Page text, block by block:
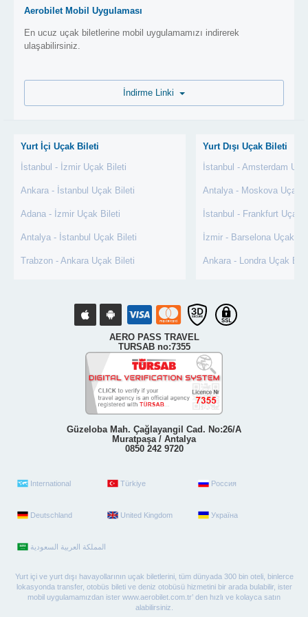
Aerobilet Mobil Uygulaması
En ucuz uçak biletlerine mobil uygulamamızı indirerek
ulaşabilirsiniz.
Yurt İçi Uçak Bileti
İstanbul - İzmir Uçak Bileti
Ankara - İstanbul Uçak Bileti
Adana - İzmir Uçak Bileti
Antalya - İstanbul Uçak Bileti
Trabzon - Ankara Uçak Bileti
Yurt Dışı Uçak Bileti
İstanbul - Amsterdam
Antalya - Moskova Uçak
İstanbul - Frankfurt Uçak
İzmir - Barselona Uçak
Ankara - Londra Uçak
AERO PASS TRAVEL
TURSAB no:7355
Güzeloba Mah. Çağlayangil Cad. No:26/A
Muratpaşa / Antalya
0850 242 9720
International Türkiye Россия
Deutschland United Kingdom Україна
Yurt içi ve yurt dışı havayollarının uçak biletlerini, tüm dünyada 300 bin oteli, binlerce
lokasyonda transfer, otobüs bileti ve deniz otobüsü hizmetini bir arada bulabilir, ister
mobil uygulamamızdan ister www.aerobilet.com.tr’ den hızlı ve kolayca satın
alabilirsiniz.